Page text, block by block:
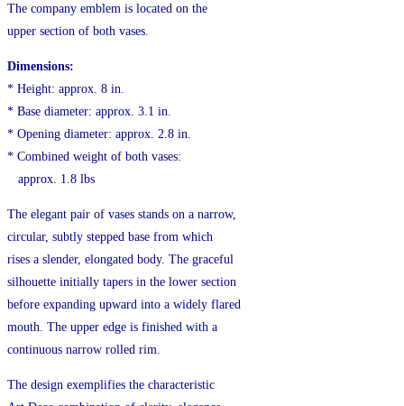
The company emblem is located on the
upper section of both vases.
Dimensions:
* Height: approx. 8 in.
* Base diameter: approx. 3.1 in.
* Opening diameter: approx. 2.8 in.
* Combined weight of both vases:
approx. 1.8 lbs
The elegant pair of vases stands on a narrow,
circular, subtly stepped base from which
rises a slender, elongated body. The graceful
silhouette initially tapers in the lower section
before expanding upward into a widely flared
mouth. The upper edge is finished with a
continuous narrow rolled rim.
The design exemplifies the characteristic